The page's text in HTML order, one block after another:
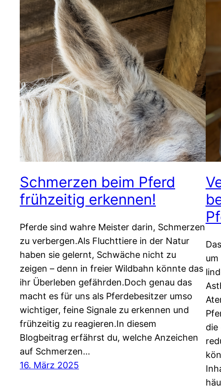
Schmerzen beim Pferd
frühzeitig erkennen!
Pferde sind wahre Meister darin, Schmerzen
zu verbergen.Als Fluchttiere in der Natur
haben sie gelernt, Schwäche nicht zu
zeigen – denn in freier Wildbahn könnte das
ihr Überleben gefährden.Doch genau das
macht es für uns als Pferdebesitzer umso
wichtiger, feine Signale zu erkennen und
frühzeitig zu reagieren.In diesem
Blogbeitrag erfährst du, welche Anzeichen
auf Schmerzen…
16. März 2025
die